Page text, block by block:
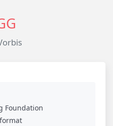
Foundation